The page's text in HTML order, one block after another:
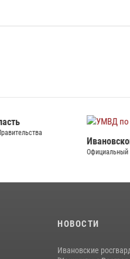
Ивановской
Официальный сайт
НОВОСТИ
Ивановские